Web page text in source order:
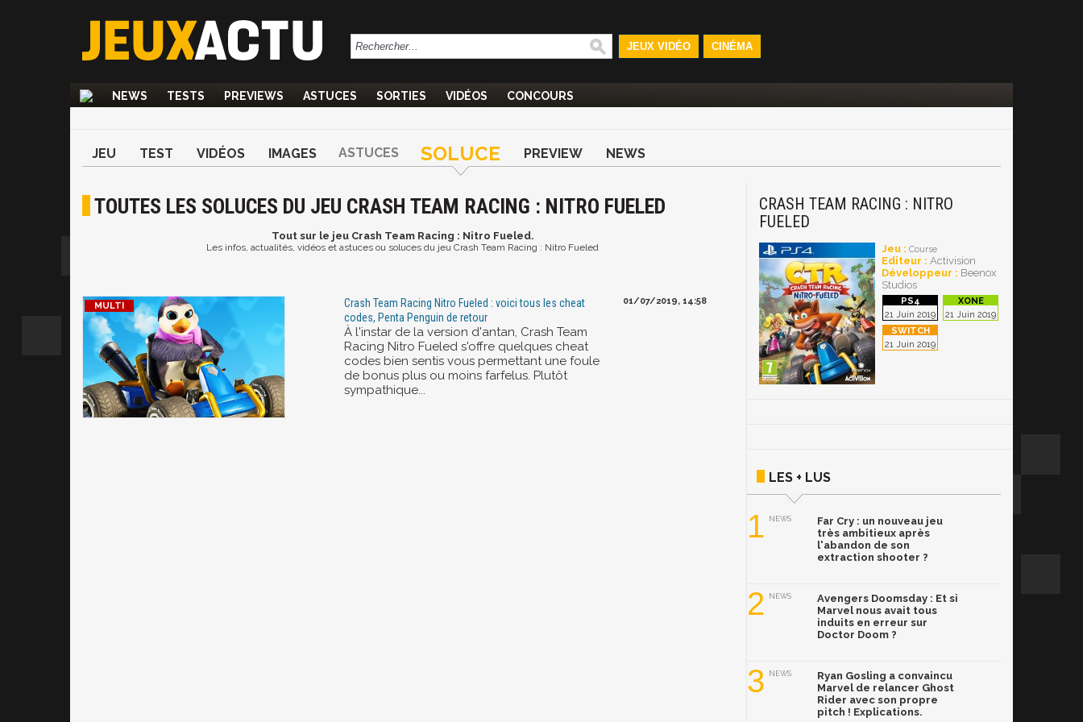
JEUX VIDÉO CINÉMA
NEWS TESTS PREVIEWS ASTUCES SORTIES VIDÉOS CONCOURS
JEU TEST VIDÉOS IMAGES ASTUCES SOLUCE PREVIEW NEWS
TOUTES LES SOLUCES DU JEU CRASH TEAM RACING : NITRO FUELED
Toutsur le jeu Crash Team Racing : Nitro Fueled.
Les infos, actualités, vidéos et astuces ou soluces du jeu Crash Team Racing : Nitro Fueled
Crash Team Racing Nitro Fueled : voici tous les cheat
codes, Penta Penguin de retour
À l'instar de la version d'antan, Crash Team
Racing Nitro Fueled s'offre quelques cheat
codes bien sentis vous permettant une foule
de bonus plus ou moins farfelus. Plutôt
sympathique...
01/07/2019, 14:58
CRASH TEAM RACING : NITRO
FUELED
Jeu : Course
Editeur : Activision
Développeur : Beenox
Studios
21 Juin 2019 21 Juin 2019
21 Juin 2019
LES + LUS
1 NEWS
Far Cry : un nouveau jeu
très ambitieux après
l'abandon de son
extraction shooter ?
2 NEWS
Avengers Doomsday : Et si
Marvel nous avait tous
induits en erreur sur
Doctor Doom ?
3 NEWS
Ryan Gosling a convaincu
Marvel de relancer Ghost
Rider avec son propre
pitch ! Explications.